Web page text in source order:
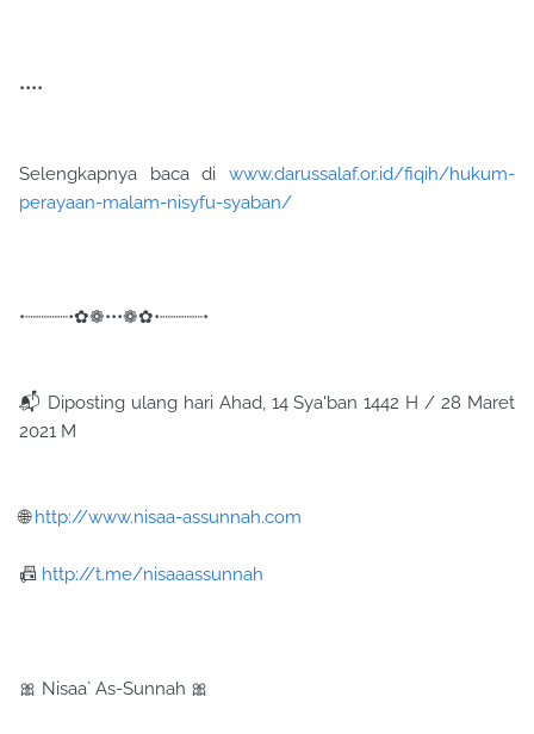
••••
Selengkapnya baca di www.darussalaf.or.id/fiqih/hukum-
perayaan-malam-nisyfu-syaban/
•┈┈┈┈•✿❁•••❁✿•┈┈┈┈•
📬 Diposting ulang hari Ahad, 14 Sya'ban 1442 H / 28 Maret
2021 M
🌐http://www.nisaa-assunnah.com
📠 http://t.me/nisaaassunnah
🎀 Nisaa` As-Sunnah 🎀